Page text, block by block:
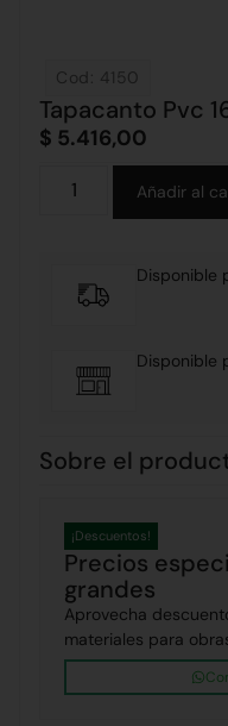
Cod: 4150
Tapacanto Pvc
$ 5.416,00
Añadir al
Disponible
Disponible
Sobre el
Precios
grandes
¡Descuentos!
Aprovecha
materiales para